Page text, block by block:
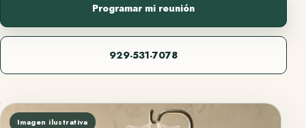
Programar mi reunión
929-531-7078
Imagen ilustrativa